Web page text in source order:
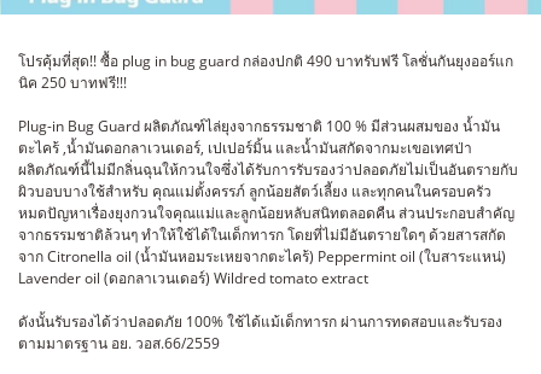
โปรคุ้มที่สุด!! ซื้อ plug in bug guard กล่องปกติ 490 บาทรับฟรี โลชั่นกันยุงออร์แก
นิค 250 บาทฟรี!!!
Plug-in Bug Guard ผลิตภัณฑ์ไล่ยุงจากธรรมชาติ 100 % มีส่วนผสมของ น้ำมัน
ตะไคร้ ,น้ำมันดอกลาเวนเดอร์, เปเปอร์มิ้น และน้ำมันสกัดจากมะเขอเทศป่า
ผลิตภัณฑ์นี้ไม่มีกลิ่นฉุนให้กวนใจซึ่งได้รับการรับรองว่าปลอดภัยไม่เป็นอันตรายกับ
ผิวบอบบางใช้สำหรับ คุณแม่ตั้งครรภ์ ลูกน้อยสัตว์เลี้ยง และทุกคนในครอบครัว
หมดปัญหาเรื่องยุงกวนใจคุณแม่และลูกน้อยหลับสนิทตลอดคืน ส่วนประกอบสำคัญ
จากธรรมชาติล้วนๆ ทำให้ใช้ได้ในเด็กทารก โดยที่ไม่มีอันตรายใดๆ ด้วยสารสกัด
จาก Citronella oil (น้ำมันหอมระเหยจากตะไคร้) Peppermint oil (ใบสาระแหน่)
Lavender oil (ดอกลาเวนเดอร์) Wildred tomato extract
ดังนั้นรับรองได้ว่าปลอดภัย 100% ใช้ได้แม้เด็กทารก ผ่านการทดสอบและรับรอง
ตามมาตรฐาน อย. วอส.66/2559